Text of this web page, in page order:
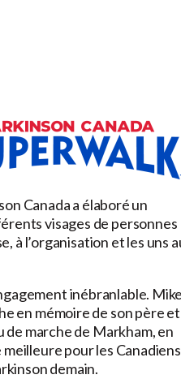
Canada a élaboré un
visages de personnes
à l’organisation et les uns
inébranlable.
en mémoire de son père et
de marche de Markham, en
pour les Canadiens
demain.